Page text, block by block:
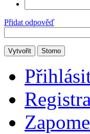
Přidat odpověď
Vytvořit Storno